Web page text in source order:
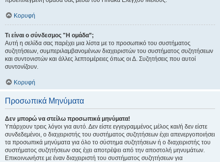
Κορυφή
Τι είναι ο σύνδεσμος "Η ομάδα”;
Αυτή η σελίδα σας παρέχει μια λίστα με το προσωπικό του συστήματος
συζητήσεων, συμπεριλαμβανομένων διαχειριστών του συστήματος συζητήσεων
και συντονιστών και άλλες λεπτομέρειες όπως οι Δ. Συζητήσεις που αυτοί
συντονίζουν.
Κορυφή
Προσωπικά Μηνύματα
Δεν μπορώ να στείλω προσωπικά μηνύματα!
Υπάρχουν τρεις λόγοι για αυτό. Δεν είστε εγγεγραμμένος μέλος και/ή δεν είστε
συνδεδεμένοι, ο διαχειριστής του συστήματος συζητήσεων έχει απενεργοποιήσει
τα προσωπικά μηνύματα για όλο το σύστημα συζητήσεων ή ο διαχειριστής του
συστήματος συζητήσεων σας έχει αποτρέψει από την αποστολή μηνυμάτων.
Επικοινωνήστε με έναν διαχειριστή του συστήματος συζητήσεων για